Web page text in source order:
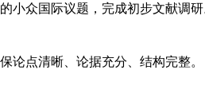
小众国际议题，完成初步文献调研
论点清晰、论据充分、结构完整。